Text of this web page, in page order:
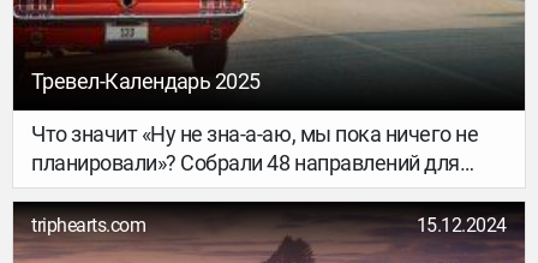
Тревел-Календарь 2025
Что значит «Ну не зна-а-аю, мы пока ничего не
планировали»? Собрали 48 направлений для
путешествий в 2025 году — по четыре на каждый
месяц, учли сезонность и всякие локальные
развлечения. И даже ссылки на билеты и отели
triphearts.com 15.12.2024